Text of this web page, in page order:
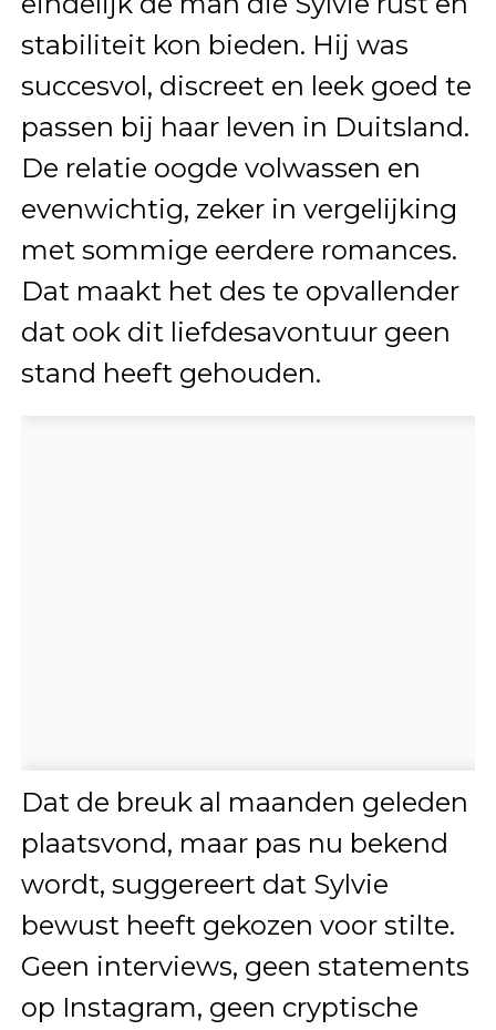
stabiliteit kon bieden. Hij was
succesvol, discreet en leek goed te
passen bij haar leven in Duitsland.
De relatie oogde volwassen en
evenwichtig, zeker in vergelijking
met sommige eerdere romances.
Dat maakt het des te opvallender
dat ook dit liefdesavontuur geen
stand heeft gehouden.
Dat de breuk al maanden geleden
plaatsvond, maar pas nu bekend
wordt, suggereert dat Sylvie
bewust heeft gekozen voor stilte.
Geen interviews, geen statements
op Instagram, geen cryptische